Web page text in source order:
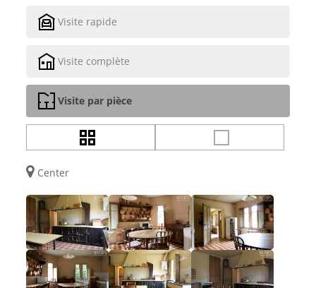
Visite rapide
Visite complète
Visite par pièce
Center